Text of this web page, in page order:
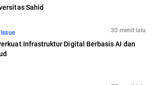
Sahid
30 menit lalu
Infrastruktur Digital Berbasis AI dan